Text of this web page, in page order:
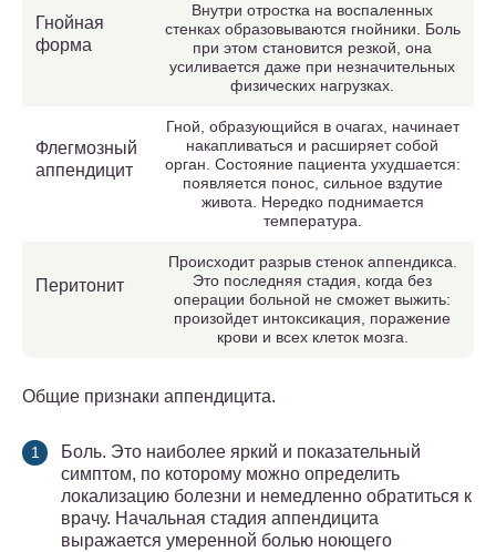
Гнойная
форма
Внутри отростка на воспаленных
стенках образовываются гнойники. Боль
при этом становится резкой, она
усиливается даже при незначительных
физических нагрузках.
Флегмозный
аппендицит
Гной, образующийся в очагах, начинает
накапливаться и расширяет собой
орган. Состояние пациента ухудшается:
появляется понос, сильное вздутие
живота. Нередко поднимается
температура.
Перитонит
Происходит разрыв стенок аппендикса.
Это последняя стадия, когда без
операции больной не сможет выжить:
произойдет интоксикация, поражение
крови и всех клеток мозга.
Общие признаки аппендицита.
Боль. Это наиболее яркий и показательный
симптом, по которому можно определить
локализацию болезни и немедленно обратиться к
врачу. Начальная стадия аппендицита
выражается умеренной болью ноющего